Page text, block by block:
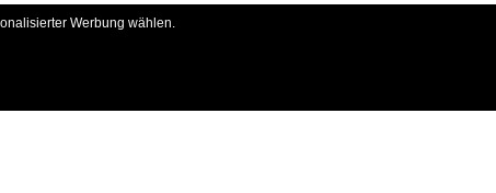
und 4. Die Triebwagen kommen hier nur mühsam durch den
Terminus in Jacou. 26.03.2012
Werbung wählen.